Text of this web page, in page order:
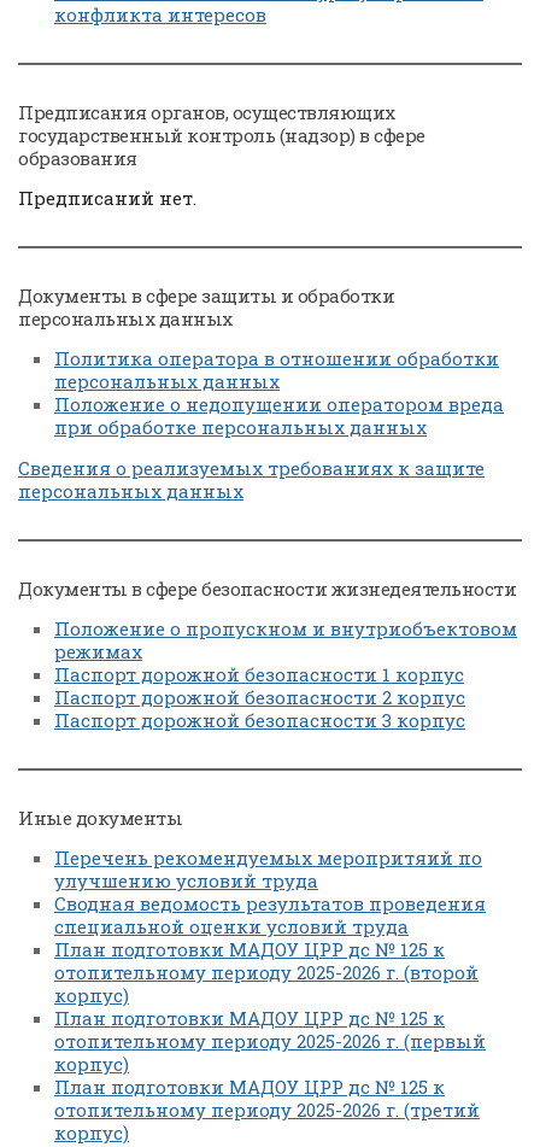
конфликта интересов
Предписания органов, осуществляющих
государственный контроль (надзор) в сфере
образования
Предписаний нет.
Документы в сфере защиты и обработки
персональных данных
Политика оператора в отношении обработки
персональных данных
Положение о недопущении оператором вреда
при обработке персональных данных
Сведения о реализуемых требованиях к защите
персональных данных
Документы в сфере безопасности жизнедеятельности
Положение о пропускном и внутриобъектовом
режимах
Паспорт дорожной безопасности 1 корпус
Паспорт дорожной безопасности 2 корпус
Паспорт дорожной безопасности 3 корпус
Иные документы
Перечень рекомендуемых меропритяий по
улучшению условий труда
Сводная ведомость результатов проведения
специальной оценки условий труда
План подготовки МАДОУ ЦРР дс № 125 к
отопительному периоду 2025-2026 г. (второй
корпус)
План подготовки МАДОУ ЦРР дс № 125 к
отопительному периоду 2025-2026 г. (первый
корпус)
План подготовки МАДОУ ЦРР дс № 125 к
отопительному периоду 2025-2026 г. (третий
корпус)